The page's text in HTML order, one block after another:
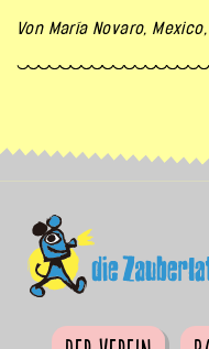
Von María Novaro, Mexico,